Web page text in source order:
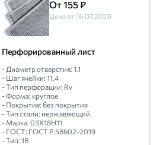
От 155 ₽
Цена от 16.07.2026
Перфорированный лист
- Диаметр отверстия: 1.1
- Шаг ячейки: 11.4
- Тип перфорации: Rv
- Форма: круглое
- Покрытие: без покрытия
- Тип стали: нержавеющий
- Марка: 03Х18Н11
- ГОСТ: ГОСТ Р 58602-2019
- Тип: 1B